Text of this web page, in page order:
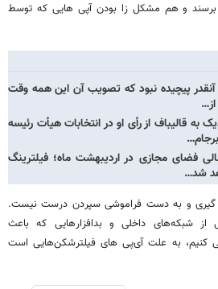
و هم مشکل زا بودن آپی هایی که توسط
پیچیده نبود که تصویب آن این همه وقت
به قالیباف از رأی او در انتخابات هیأت رئیسه
فضای مجازی در اردیبهشت ماه؛ فیلترینگ
شد…
گیری و به دست فراموشی سپردن درست نیست.
شبکه‌های داخلی و بدافزارهایی که باعث
کنیم، به علت آی‌پی های فیلترشکن‌هایی است